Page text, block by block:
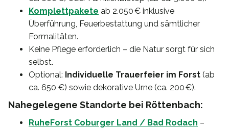
Komplettpakete ab 2.050 € inklusive
Überführung, Feuerbestattung und sämtlicher
Formalitäten.
Keine Pflege erforderlich – die Natur sorgt für sich
selbst.
Optional: Individuelle Trauerfeier im Forst (ab
ca. 650 €) sowie dekorative Urne (ca. 200 €).
Nahegelegene Standorte bei Röttenbach:
RuheForst Coburger Land / Bad Rodach –